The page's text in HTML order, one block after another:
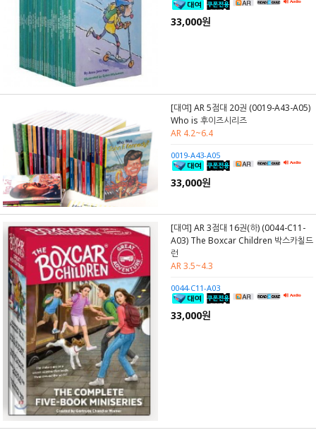
33,000원
[대여] AR 5점대 20권 (0019-A43-A05)
Who is 후이즈시리즈
AR 4.2~6.4
0019-A43-A05
33,000원
[대여] AR 3점대 16권(하) (0044-C11-
A03) The Boxcar Children 박스카칠드
런
AR 3.5~4.3
0044-C11-A03
33,000원